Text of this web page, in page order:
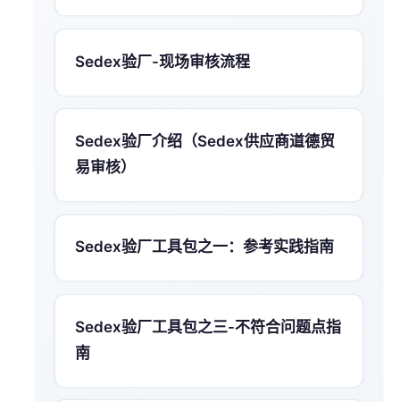
Sedex验厂-现场审核流程
Sedex验厂介绍（Sedex供应商道德贸
易审核）
Sedex验厂工具包之一：参考实践指南
Sedex验厂工具包之三-不符合问题点指
南